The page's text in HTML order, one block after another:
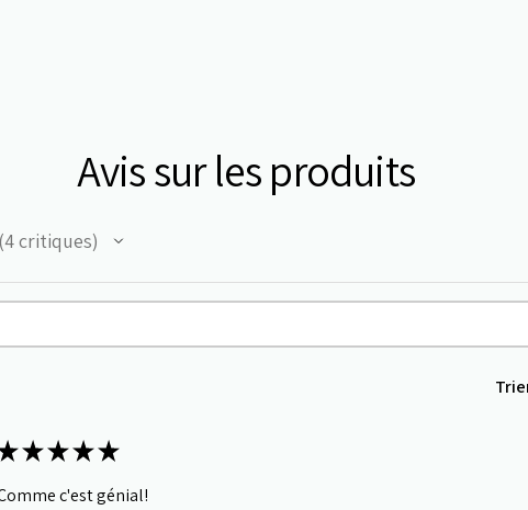
Avis sur les produits
4critiques
★★★★
c'est génial!